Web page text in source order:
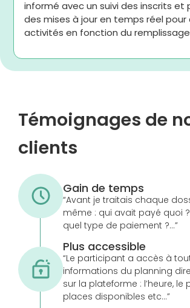
informé avec un suivi des inscrits et
des mises à jour en temps réel pour
activités en fonction du
Témoignages de
clients
Gain de temps
“Avant je traitais chaque
même : qui avait payé quoi
quel type de paiement ?…”
Plus accessible
“Le participant a accès à
informations du planning
sur la plateforme : l’heure, le
places disponibles etc…”